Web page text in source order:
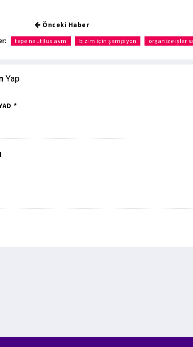
Önceki Haber
tepe nautilus avm bizim için şampiyon organize işler
Yap
*